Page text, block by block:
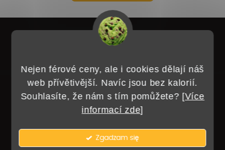
Nejen férové ceny, ale i cookies dělají náš
web přívětivější. Navíc jsou bez kalorií.
Souhlasíte, že nám s tím pomůžete? [Více
informací zde]
Zgadzam się
Wszystko o zakupach
Polityka prywatności
Regulamin sklepu